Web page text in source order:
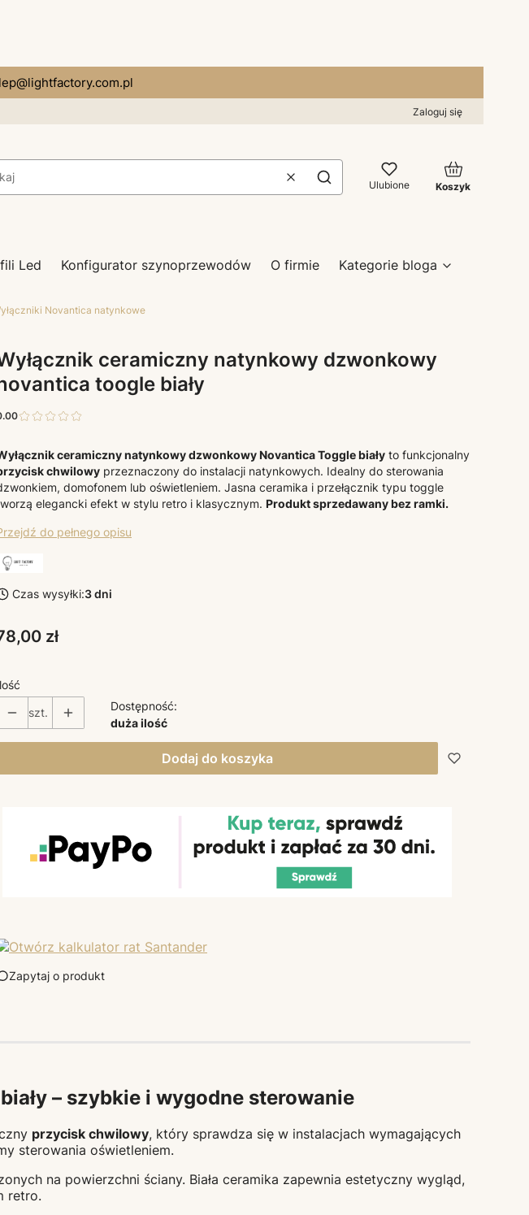
Zaloguj się
WyczyśćSzukaj Ulubione
Produkty w
Koszyk
Led Konfigurator szynoprzewodów O firmie Kategorie bloga
Novantica natynkowe
ceramiczny natynkowy dzwonkowy
toogle biały
ceramiczny natynkowy dzwonkowy Novantica Toggle biały to funkcjonalny
chwilowy przeznaczony do instalacji natynkowych. Idealny do sterowania
domofonem lub oświetleniem. Jasna ceramika i przełącznik typu toggle
elegancki efekt w stylu retro i klasycznym. Produkt sprzedawany bez ramki.
do pełnego opisu
Czas wysyłki:3 dni
zł
szt.
Dostępność:
duża ilość
Dodaj do koszyka
Zapytaj o produkt
– szybkie i wygodne sterowanie
przycisk chwilowy, który sprawdza się w instalacjach wymagających
sterowania oświetleniem.
na powierzchni ściany. Biała ceramika zapewnia estetyczny wygląd,
retro.